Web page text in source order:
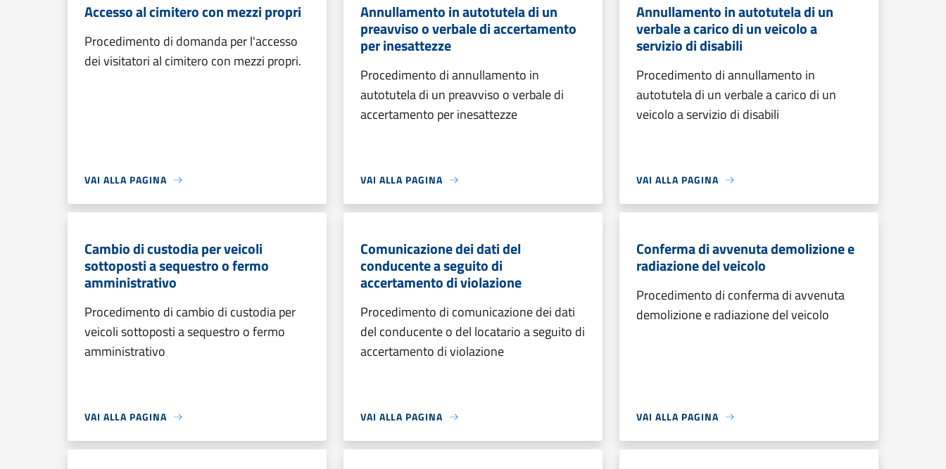
Accesso al cimitero con mezzi propri
Procedimento di domanda per l'accesso
dei visitatori al cimitero con mezzi propri.
VAI ALLA PAGINA
Annullamento in autotutela di un
preavviso o verbale di accertamento
per inesattezze
Procedimento di annullamento in
autotutela di un preavviso o verbale di
accertamento per inesattezze
VAI ALLA PAGINA
Annullamento in autotutela di un
verbale a carico di un veicolo a
servizio di disabili
Procedimento di annullamento in
autotutela di un verbale a carico di un
veicolo a servizio di disabili
VAI ALLA PAGINA
Cambio di custodia per veicoli
sottoposti a sequestro o fermo
amministrativo
Procedimento di cambio di custodia per
veicoli sottoposti a sequestro o fermo
amministrativo
VAI ALLA PAGINA
Comunicazione dei dati del
conducente a seguito di
accertamento di violazione
Procedimento di comunicazione dei dati
del conducente o del locatario a seguito di
accertamento di violazione
VAI ALLA PAGINA
Conferma di avvenuta demolizione e
radiazione del veicolo
Procedimento di conferma di avvenuta
demolizione e radiazione del veicolo
VAI ALLA PAGINA